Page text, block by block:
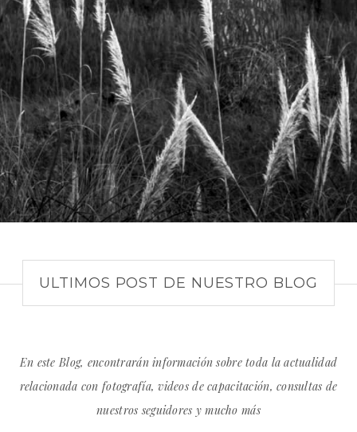
ULTIMOS POST DE NUESTRO BLOG
En este Blog, encontrarán información sobre toda la actualidad
relacionada con fotografía, videos de capacitación, consultas de
nuestros seguidores y mucho más